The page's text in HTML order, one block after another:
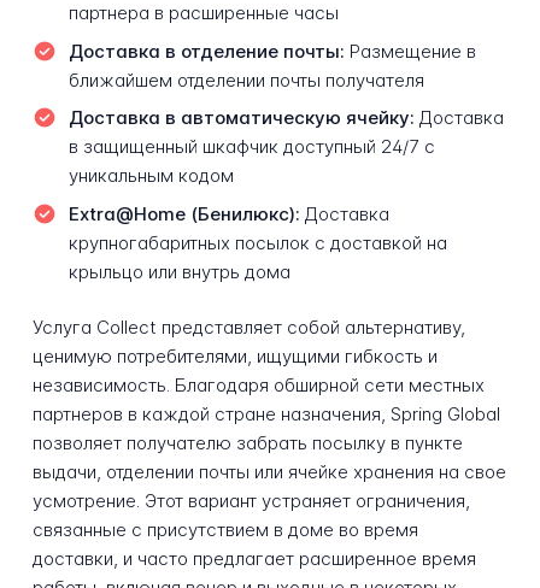
партнера в расширенные часы
Доставка в отделение почты: Размещение в
ближайшем отделении почты получателя
Доставка в автоматическую ячейку: Доставка
в защищенный шкафчик доступный 24/7 с
уникальным кодом
Extra@Home (Бенилюкс): Доставка
крупногабаритных посылок с доставкой на
крыльцо или внутрь дома
Услуга Collect представляет собой альтернативу,
ценимую потребителями, ищущими гибкость и
независимость. Благодаря обширной сети местных
партнеров в каждой стране назначения, Spring Global
позволяет получателю забрать посылку в пункте
выдачи, отделении почты или ячейке хранения на свое
усмотрение. Этот вариант устраняет ограничения,
связанные с присутствием в доме во время
доставки, и часто предлагает расширенное время